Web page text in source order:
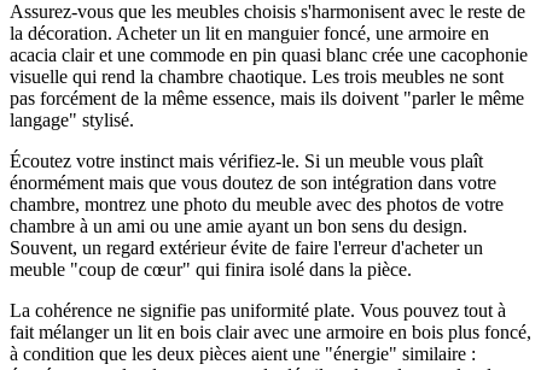
Assurez-vous que les meubles choisis s'harmonisent avec le reste de
la décoration. Acheter un lit en manguier foncé, une armoire en
acacia clair et une commode en pin quasi blanc crée une cacophonie
visuelle qui rend la chambre chaotique. Les trois meubles ne sont
pas forcément de la même essence, mais ils doivent "parler le même
langage" stylisé.
Écoutez votre instinct mais vérifiez-le. Si un meuble vous plaît
énormément mais que vous doutez de son intégration dans votre
chambre, montrez une photo du meuble avec des photos de votre
chambre à un ami ou une amie ayant un bon sens du design.
Souvent, un regard extérieur évite de faire l'erreur d'acheter un
meuble "coup de cœur" qui finira isolé dans la pièce.
La cohérence ne signifie pas uniformité plate. Vous pouvez tout à
fait mélanger un lit en bois clair avec une armoire en bois plus foncé,
à condition que les deux pièces aient une "énergie" similaire :